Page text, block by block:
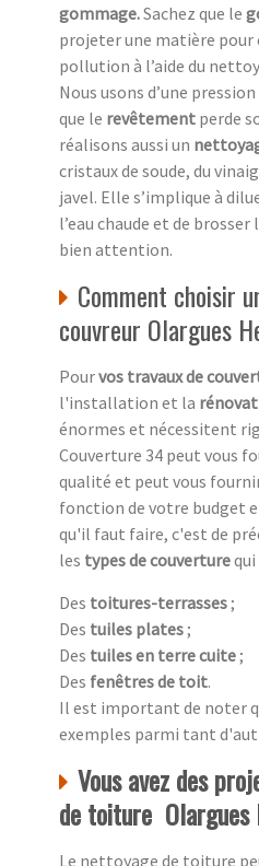
gommage.Sachez que le
projeter une matière pour
pollution à l’aide du
Nous usons d’une
que le revêtement perde
réalisons aussi un
cristaux de soude, du
javel. Elle s’implique à
l’eau chaude et de
bien attention.
Comment choisir
couvreur Olargues
Pourvos travaux de
l'installation et la
énormes et nécessitent
Couverture 34 peut vous
qualité et peut vous
fonction de votre budget
qu'il faut faire, c'est de
les types de couverture
Des toitures-terrasses;
Des tuiles plates;
Des tuiles en terre cuite;
Des fenêtres de toit.
Il est important de noter
exemples parmi tant
Vous avez des
de toiture
Le nettoyage de toiture